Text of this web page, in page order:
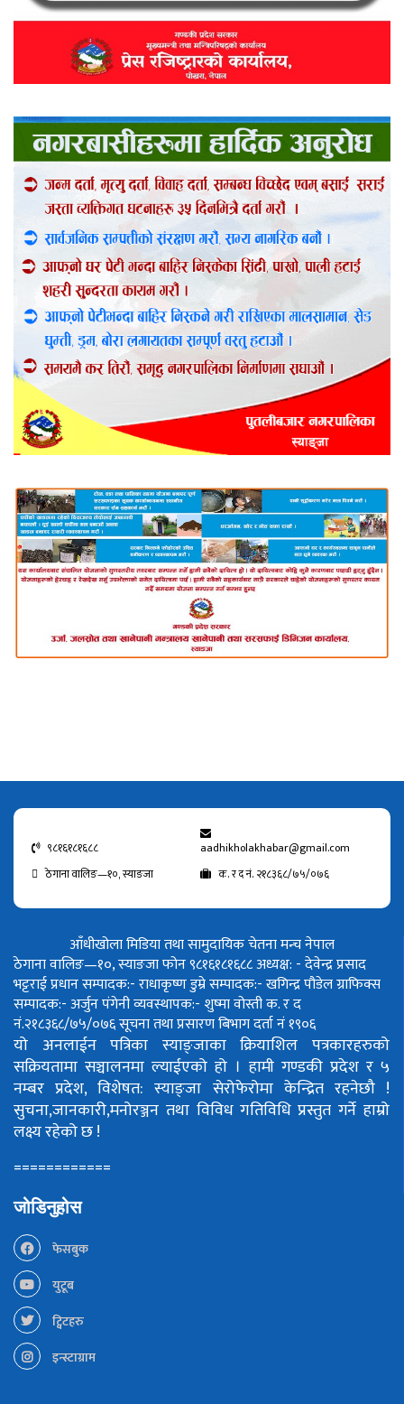
९८१६१८१६८८
aadhikholakhabar@gmail.com
ठेगाना वालिङ—१०, स्याङजा
क. र द नं. २१८३६८/७५/०७६
आँधीखोला मिडिया तथा सामुदायिक चेतना मन्च नेपाल
ठेगाना वालिङ—१०, स्याङजा फोन ९८१६१८१६८८अध्यक्ष: - देवेन्द्र प्रसाद
भट्टराईप्रधान सम्पादक:- राधाकृष्ण डुम्रेसम्पादक:- खगिन्द्र पौडेलग्राफिक्स
सम्पादक:- अर्जुन पंगेनीव्यवस्थापक:- शुष्मा वोस्तीक. र द
नं.२१८३६८/७५/०७६सूचना तथा प्रसारण बिभाग दर्ता नं १९०६
यो अनलाईन पत्रिका स्याङ्जाका क्रियाशिल पत्रकारहरुको
सक्रियतामा सञ्चालनमा ल्याईएको हो । हामी गण्डकी प्रदेश र ५
नम्बर प्रदेश, विशेषत: स्याङ्जा सेरोफेरोमा केन्द्रित रहनेछौ !
सुचना,जानकारी,मनोरञ्जन तथा विविध गतिविधि प्रस्तुत गर्ने हाम्रो
लक्ष्य रहेको छ !
============
जोडिनुहोस
फेसबुक
युटूब
ट्विटहरु
इन्स्टाग्राम